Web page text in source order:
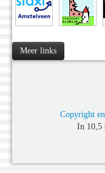
Meer links
Copyright
In 10,5